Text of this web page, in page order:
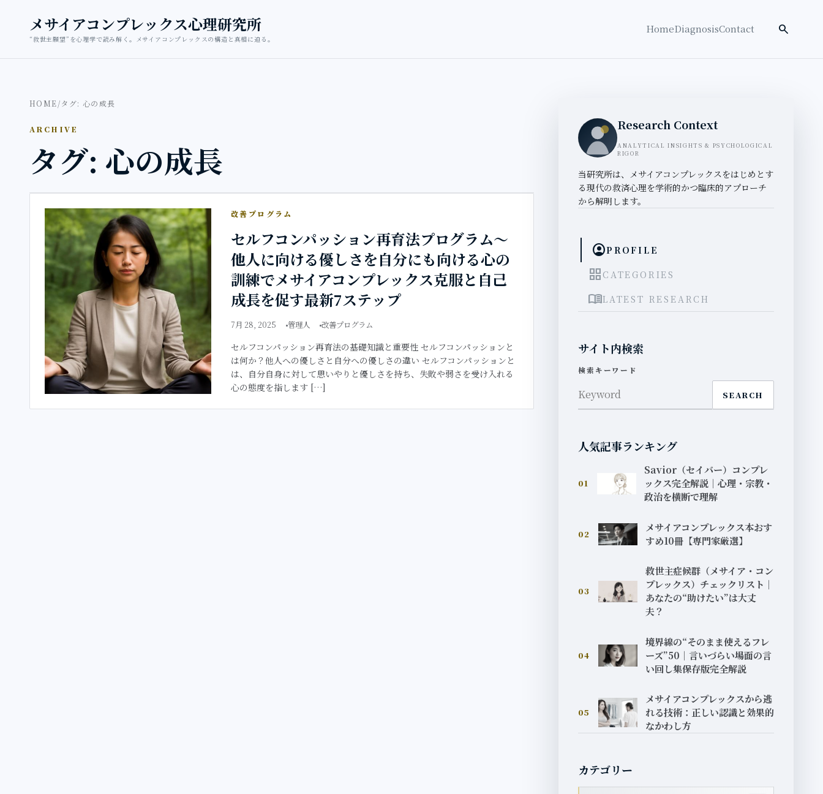
メサイアコンプレックス心理研究所
“救世主願望”を心理学で読み解く。メサイアコンプレックスの構造と真相に迫る。
HomeDiagnosisContact 検索を開く
search
HOME/タグ: 心の成長
ARCHIVE
タグ: 心の成長
改善プログラム
セルフコンパッション再育法プログラム～
他人に向ける優しさを自分にも向ける心の
訓練でメサイアコンプレックス克服と自己
成長を促す最新7ステップ
7月 28, 2025 管理人 改善プログラム
セルフコンパッション再育法の基礎知識と重要性 セルフコンパッションと
は何か？他人への優しさと自分への優しさの違い セルフコンパッションと
は、自分自身に対して思いやりと優しさを持ち、失敗や弱さを受け入れる
心の態度を指します […]
Research Context
ANALYTICAL INSIGHTS & PSYCHOLOGICAL
RIGOR
当研究所は、メサイアコンプレックスをはじめとす
る現代の救済心理を学術的かつ臨床的アプローチ
から解明します。
account_circlePROFILE
grid_view CATEGORIES
menu_bookLATEST RESEARCH
サイト内検索
検索キーワード
SEARCH
人気記事ランキング
01
Savior（セイバー）コンプレ
ックス完全解説｜心理・宗教・
政治を横断で理解
02
メサイアコンプレックス本おす
すめ10冊【専門家厳選】
03
救世主症候群（メサイア・コン
プレックス）チェックリスト｜
あなたの“助けたい”は大丈
夫？
04
境界線の“そのまま使えるフレ
ーズ”50｜言いづらい場面の言
い回し集保存版完全解説
05
メサイアコンプレックスから逃
れる技術：正しい認識と効果的
なかわし方
カテゴリー